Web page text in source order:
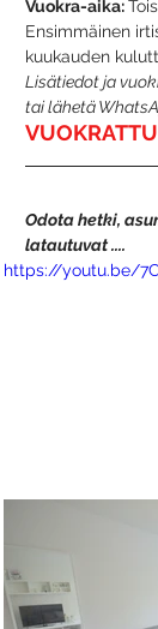
Vuokra-aika:
Ensimmäinen
kuukauden
Lisätiedot ja
tai lähetä
VUOKRATTU
Odota hetki,
latautuvat ....
https://youtu.be/